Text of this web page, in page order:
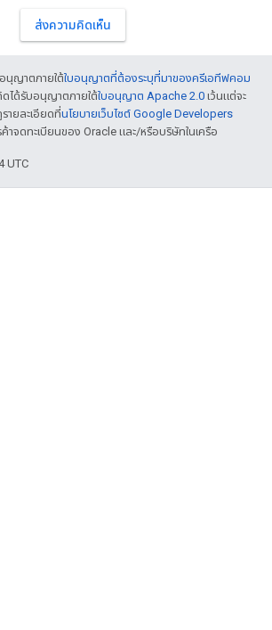
ส่งความคิดเห็น
นุญาตภายใต้ใบอนุญาตที่ต้องระบุที่มาของครีเอทีฟคอม
ดได้รับอนุญาตภายใต้ใบอนุญาต Apache 2.0 เว้นแต่จะ
ายละเอียดที่นโยบายเว็บไซต์ Google Developers
าจดทะเบียนของ Oracle และ/หรือบริษัทในเครือ
UTC